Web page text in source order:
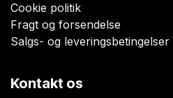
Cookie politik
Fragt og forsendelse
Salgs- og leveringsbetingelser
Kontakt os